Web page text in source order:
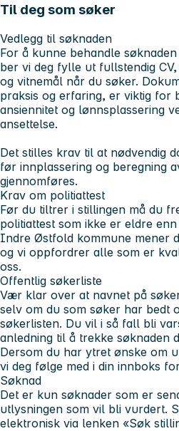
Til deg som søker
Vedlegg til søknaden
For å kunne behandle
ber vi deg fylle ut fullstendig
og vitnemål når du søker.
praksis og erfaring, er viktig for
ansiennitet og lønnsplassering
ansettelse.
Det stilles krav til at nødvendig
før innplassering og beregning
gjennomføres.
Krav om politiattest
Før du tiltrer i stillingen må du
politiattest som ikke er eldre
Indre Østfold kommune mener
og vi oppfordrer alle som er
oss.
Offentlig søkerliste
Vær klar over at navnet på
selv om du som søker har bedt
søkerlisten. Du vil i så fall bli
anledning til å trekke søknaden
Dersom du har ytret ønske om
vi deg følge med i din innboks
Søknad
Det er kun søknader som er
utlysningen som vil bli vurdert.
elektronisk via lenken «Søk